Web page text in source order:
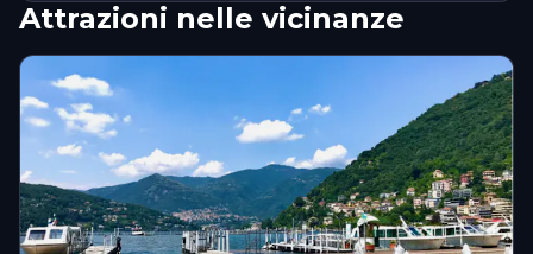
Attrazioni nelle vicinanze